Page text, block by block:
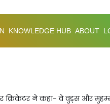
KNOWLEDGE HUB ABOUT
क्रिकेटर ने कहा- वे वुड्स और